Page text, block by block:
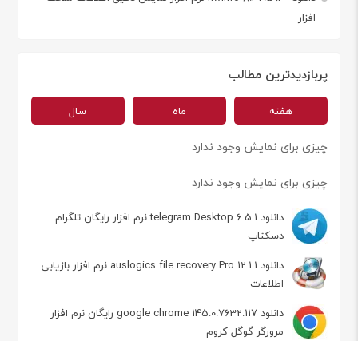
افزار
پربازدیدترین مطالب
هفته ماه سال
چیزی برای نمایش وجود ندارد
چیزی برای نمایش وجود ندارد
دانلود telegram Desktop 6.5.1 نرم افزار رایگان تلگرام
دسکتاپ
دانلود auslogics file recovery Pro 12.1.1 نرم افزار بازیابی
اطلاعات
دانلود google chrome 145.0.7632.117 رایگان نرم افزار
مرورگر گوگل کروم